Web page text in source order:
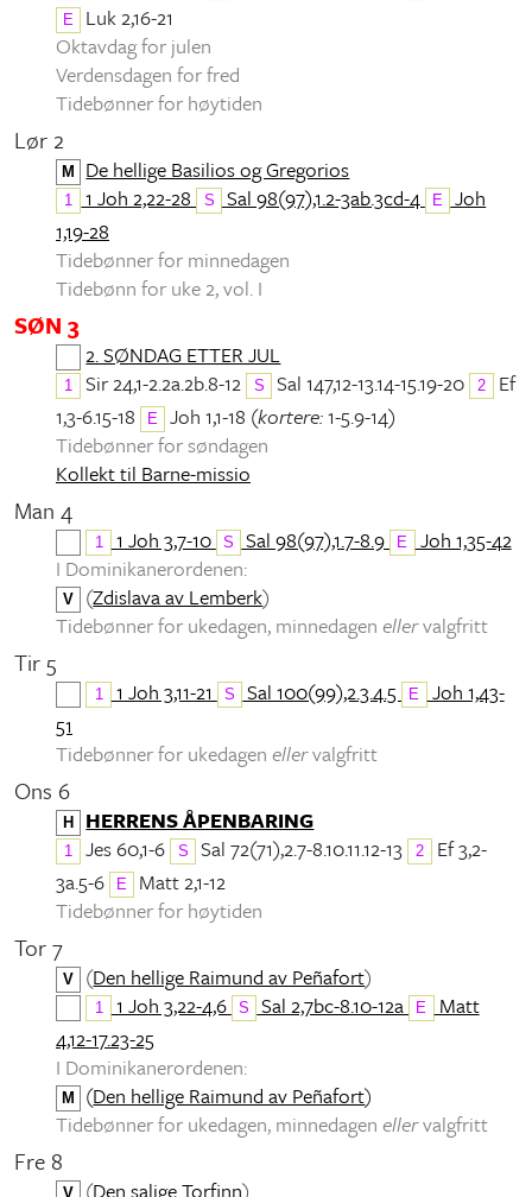
E
Luk 2,16-21
Oktavdag for julen
Verdensdagen for fred
Tidebønner for høytiden
Lør 2
M De hellige Basilios og Gregorios
1 1 Joh 2,22-28 S Sal 98(97),1.2-3ab.3cd-4 E
Joh
1,19-28
Tidebønner for minnedagen
Tidebønn for uke 2, vol. I
SØN 3
2. SØNDAG ETTER JUL
1 Sir 24,1-2.2a.2b.8-12 S Sal 147,12-13.14-15.19-20 2
Ef
1,3-6.15-18
E Joh 1,1-18 (kortere:1-5.9-14)
Tidebønner for søndagen
Kollekt til Barne-missio
Man 4
1 1 Joh 3,7-10 S Sal 98(97),1.7-8.9 E Joh 1,35-42
I Dominikanerordenen:
V (Zdislava av Lemberk)
Tidebønner for ukedagen, minnedagen ellervalgfritt
Tir 5
1 1 Joh 3,11-21 S Sal 100(99),2.3.4.5 E Joh 1,43-
51
Tidebønner for ukedagen ellervalgfritt
Ons 6
H HERRENS ÅPENBARING
1 Jes 60,1-6 S Sal 72(71),2.7-8.10.11.12-13 2
Ef 3,2-
3a.5-6
E
Matt 2,1-12
Tidebønner for høytiden
Tor 7
V (Den hellige Raimund av Peñafort)
1 1 Joh 3,22-4,6 S Sal 2,7bc-8.10-12a E Matt
4,12-17.23-25
I Dominikanerordenen:
M (Den hellige Raimund av Peñafort)
Tidebønner for ukedagen, minnedagen ellervalgfritt
Fre 8
V (Den salige Torfinn)